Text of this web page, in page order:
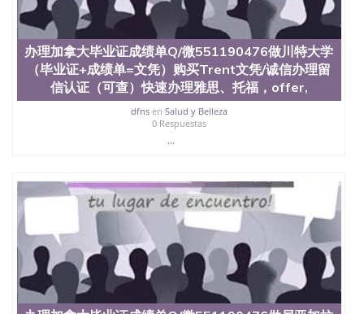
办理加拿大毕业证成绩单Q/微551190476做川特大学
（毕业证+成绩单=文凭）购买Trent文凭/诚信办理留
信认证（可查）快速办理雅思、托福，offer,
dfnsen Salud y Belleza
0 Respuestas
...